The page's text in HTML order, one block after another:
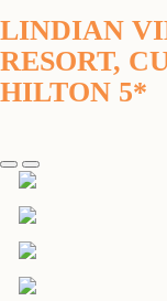
LINDIAN
RESORT,
HILTON 5*